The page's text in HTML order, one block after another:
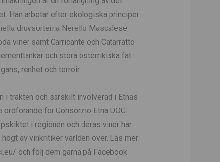
Han arbetar efter ekologiska principer
druvsorterna Nerello Mascalese
viner samt Carricante och Catarratto
och stora österrikiska fat
renhet och terroir.
i trakten och särskilt involverad i Etnas
för Consorzio Etna DOC.
i regionen och deras viner har
av vinkritiker världen över. Läs mer
och följ dem gärna på Facebook